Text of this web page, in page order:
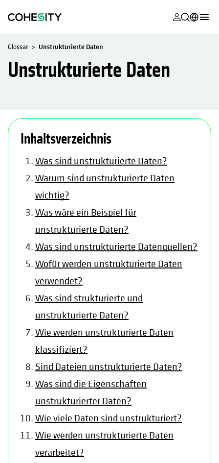
wird in
wird in
wird in
wird in
wird in
wird in
wird in
wird in
English (U.S.)
Português (Brazil)
Español (Spain)
Glossar Unstrukturierte Daten
Unstrukturierte Daten
Inhaltsverzeichnis
Was sind unstrukturierte Daten?
Warum sind unstrukturierte Daten
wichtig?
Was wäre ein Beispiel für
unstrukturierte Daten?
Was sind unstrukturierte Datenquellen?
Wofür werden unstrukturierte Daten
verwendet?
Was sind strukturierte und
unstrukturierte Daten?
Wie werden unstrukturierte Daten
klassifiziert?
Sind Dateien unstrukturierte Daten?
Was sind die Eigenschaften
unstrukturierter Daten?
Wie viele Daten sind unstrukturiert?
Wie werden unstrukturierte Daten
verarbeitet?